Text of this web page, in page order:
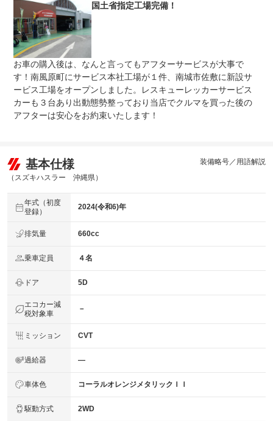
免責金 無し
保証修理
受付先
-
法定整備
整備付 法定12ヶ月または法定24ヶ月点検整備付
※車検なし・車検整備付の場合は法定24ヶ月点検整備付
※商用車は6ヶ月または12ヶ月点検整備付
法定整備
について
安心４２年間の実績！自社民間車検場完備で車検整備、消
耗品であるバッテリー、エンジンオイル＆フィルター、ワ
イパーゴム他に至るまですべて交換致します。心を込めて
メンテナンスいたします。
国土省指定工場完備！
お車の購入後は、なんと言ってもアフターサービスが大事で
す！南風原町にサービス本社工場が１件、南城市佐敷に新設サ
ービス工場をオープンしました。レスキューレッカーサービス
カーも３台あり出動態勢整っており当店でクルマを買った後の
アフターは安心をお約束いたします！
基本仕様
（スズキハスラー 沖縄県）
装備略号／用語解説
年式（初度
登録）
2024(令和6)年
排気量 660cc
乗車定員 ４名
ドア 5D
エコカー減
税対象車
－
ミッション CVT
過給器 ―
車体色 コーラルオレンジメタリックＩＩ
駆動方式 2WD